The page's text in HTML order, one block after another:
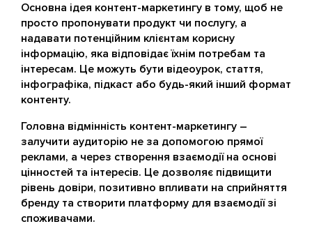
Основна ідея контент-маркетингу в тому, щоб не
просто пропонувати продукт чи послугу, а
надавати потенційним клієнтам корисну
інформацію, яка відповідає їхнім потребам та
інтересам. Це можуть бути відеоурок, стаття,
інфографіка, підкаст або будь-який інший формат
контенту.
Головна відмінність контент-маркетингу –
залучити аудиторію не за допомогою прямої
реклами, а через створення взаємодії на основі
цінностей та інтересів. Це дозволяє підвищити
рівень довіри, позитивно впливати на сприйняття
бренду та створити платформу для взаємодії зі
споживачами.